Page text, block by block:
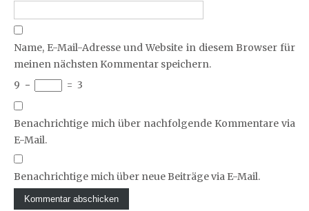
Name, E-Mail-Adresse und Website in diesem Browser für
meinen nächsten Kommentar speichern.
9 − = 3
Benachrichtige mich über nachfolgende Kommentare via
E-Mail.
Benachrichtige mich über neue Beiträge via E-Mail.